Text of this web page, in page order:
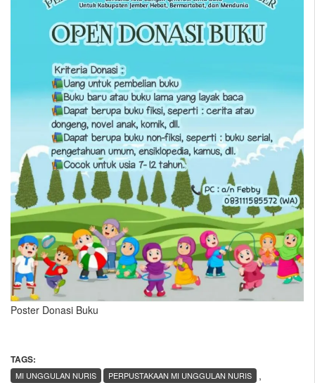
Poster Donasi Buku
TAGS:
,
MI UNGGULAN NURIS
PERPUSTAKAAN MI UNGGULAN NURIS